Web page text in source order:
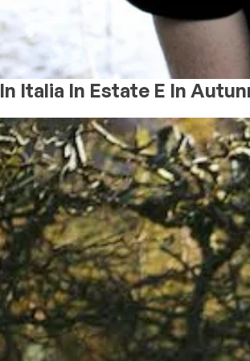
Italia In Estate E In